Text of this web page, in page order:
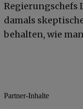
Regierungschefs
damals
behalten, wie
Partner-Inhalte